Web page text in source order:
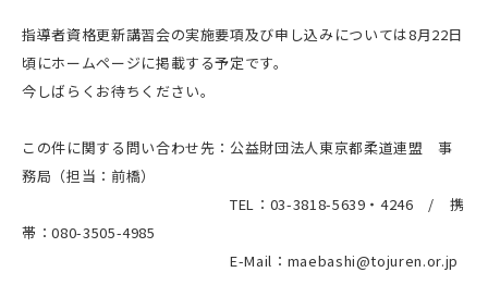
指導者資格更新講習会の実施要項及び申し込みについては8月22日
頃にホームページに掲載する予定です。
今しばらくお待ちください。
この件に関する問い合わせ先：公益財団法人東京都柔道連盟 事
務局（担当：前橋）
TEL：03-3818-5639・4246 / 携
帯：080-3505-4985
E-Mail：maebashi@tojuren.or.jp